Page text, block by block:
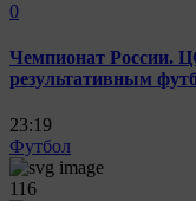
0
Чемпионат России.
результативным
23:19
Футбол
116